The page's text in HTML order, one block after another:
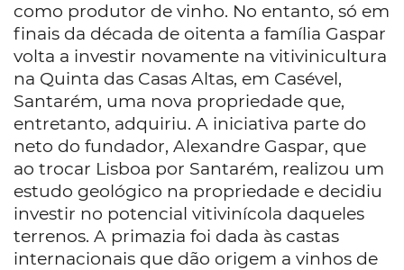
como produtor de vinho. No entanto, só em
finais da década de oitenta a família Gaspar
volta a investir novamente na vitivinicultura
na Quinta das Casas Altas, em Casével,
Santarém, uma nova propriedade que,
entretanto, adquiriu. A iniciativa parte do
neto do fundador, Alexandre Gaspar, que
ao trocar Lisboa por Santarém, realizou um
estudo geológico na propriedade e decidiu
investir no potencial vitivinícola daqueles
terrenos. A primazia foi dada às castas
internacionais que dão origem a vinhos de